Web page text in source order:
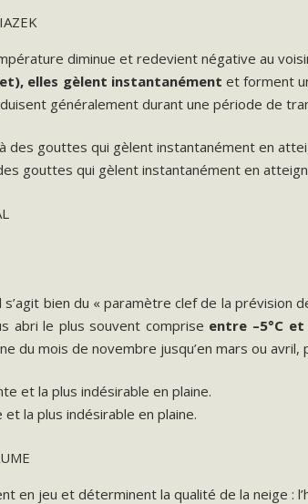
diminue et redevient négative au
elles gèlent instantanément et forment
généralement durant une période de
gouttes qui gèlent instantanément en
bien du « paramètre clef de la
abri le plus souvent comprise entre –5°C et
du mois de novembre jusqu’en mars ou avril,
la plus indésirable en plaine.
en jeu et déterminent la qualité de la neige :